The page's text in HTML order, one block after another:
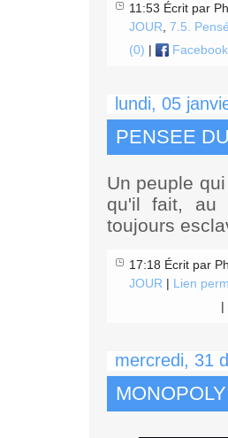
11:53 Écrit par
JOUR 7.5.
(0) | Facebook
lundi, 05
PENSEE
Un peuple
qu'il fait, au
toujours
17:18 Écrit par
JOUR | Lien
|
mercredi, 31